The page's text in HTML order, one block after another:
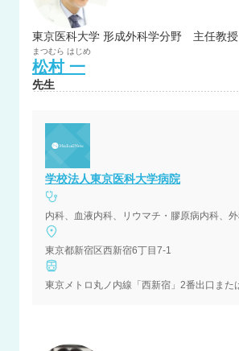
東京医科大学 形成外科学分野 主任教授
まつむら はじめ
松村 一
先生
学校法人東京医科大学病院
東京都新宿区西新宿6丁目7-1